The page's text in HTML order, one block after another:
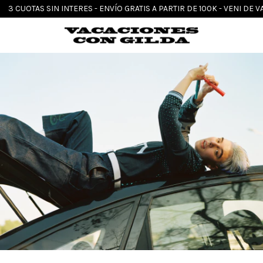
INTERES - ENVÍO GRATIS A PARTIR DE 100K - VENI DE VACACIONES